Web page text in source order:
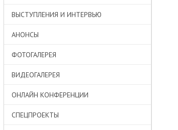
ВЫСТУПЛЕНИЯ И ИНТЕРВЬЮ
АНОНСЫ
ФОТОГАЛЕРЕЯ
ВИДЕОГАЛЕРЕЯ
ОНЛАЙН КОНФЕРЕНЦИИ
СПЕЦПРОЕКТЫ